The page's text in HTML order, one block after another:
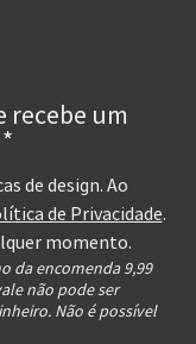
recebe um
de design. Ao
de Privacidade.
momento.
da encomenda 9,99
não pode ser
Não é possível